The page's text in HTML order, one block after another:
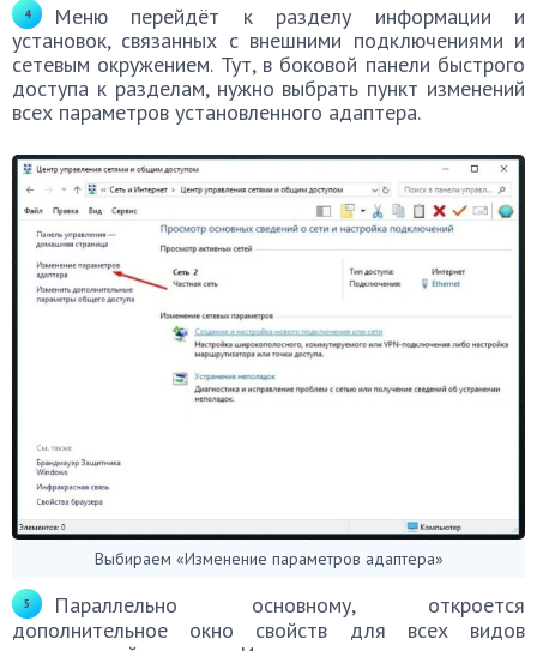
Меню перейдёт к разделу информации и
установок, связанных с внешними подключениями и
сетевым окружением. Тут, в боковой панели быстрого
доступа к разделам, нужно выбрать пункт изменений
всех параметров установленного адаптера.
Выбираем «Изменение параметров адаптера»
Параллельно основному, откроется
дополнительное окно свойств для всех видов